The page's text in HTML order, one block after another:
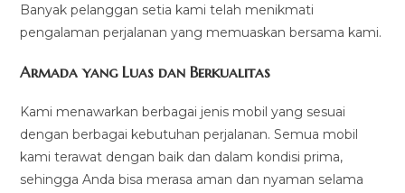
Banyak pelanggan setia kami telah menikmati
pengalaman perjalanan yang memuaskan bersama kami.
Armada yang Luas dan Berkualitas
Kami menawarkan berbagai jenis mobil yang sesuai
dengan berbagai kebutuhan perjalanan. Semua mobil
kami terawat dengan baik dan dalam kondisi prima,
sehingga Anda bisa merasa aman dan nyaman selama